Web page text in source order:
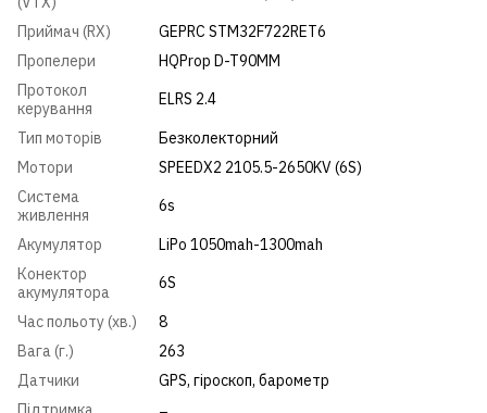
Приймач (RX)
GEPRC STM32F722RET6
Пропелери
HQProp D-T90MM
Протокол
керування
ELRS 2.4
Тип моторів
Безколекторний
Мотори
SPEEDX2 2105.5-2650KV (6S)
Система
живлення
6s
Акумулятор
LiPo 1050mah-1300mah
Конектор
акумулятора
6S
Час польоту (хв.)
8
Вага (г.)
263
Датчики
GPS, гіроскоп, барометр